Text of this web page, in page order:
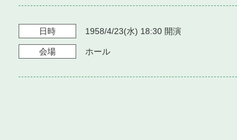
日時 1958/4/23(水) 18:30 開演
会場 ホール